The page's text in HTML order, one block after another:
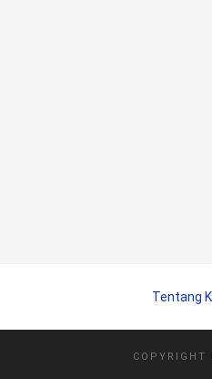
Tentang
COPYRIGHT